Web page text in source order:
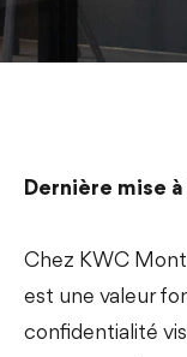
Dernière mise
Chez KWC
est une valeur
confidentialité